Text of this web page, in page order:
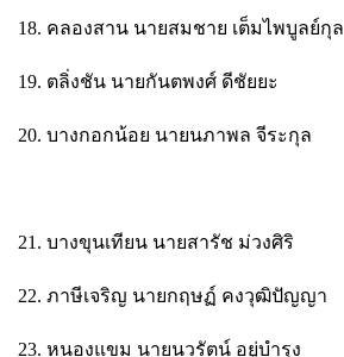
18. คลองสาน นายสมชาย เต็มไพบูลย์กุล
19. ตลิ่งชัน นายกันตพงศ์ ดีชัยยะ
20. บางกอกน้อย นายนภาพล จีระกุล
21. บางขุนเทียน นายสารัช ม่วงศิริ
22. ภาษีเจริญ นายกฤษฏ์ คงวุฒิปัญญา
23. หนองแขม นายนวรัตน์ อยู่บำรุง